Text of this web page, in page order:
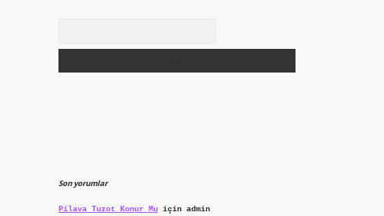
Son yorumlar
Pilava Tuzot Konur Muiçin admin